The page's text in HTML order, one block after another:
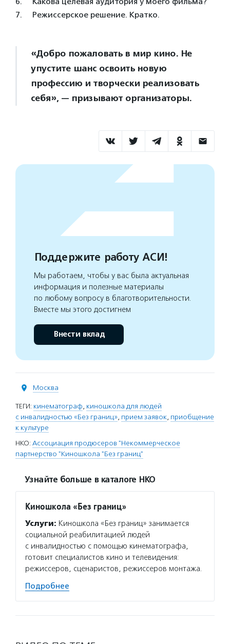
7. Режиссерское решение. Кратко.
«Добро пожаловать в мир кино. Не
упустите шанс освоить новую
профессию и творчески реализовать
себя», — призывают организаторы.
Поддержите работу АСИ!
Мы работаем, чтобы у вас была актуальная
информация и полезные материалы
по любому вопросу в благотворительности.
Вместе мы этого достигнем
Внести вклад
Москва
ТЕГИ: кинематограф, киношкола для людей
с инвалидностью «Без границ», прием заявок, приобщение
к культуре
НКО: Ассоциация продюсеров "Некоммерческое
партнерство "Киношкола "Без границ"
Узнайте больше в каталоге НКО
Киношкола «Без границ»
Услуги: Киношкола «Без границ» занимается
социальной реабилитацией людей
с инвалидностью с помощью кинематографа,
готовит специалистов кино и телевидения:
режиссеров, сценаристов, режиссеров монтажа.
Подробнее